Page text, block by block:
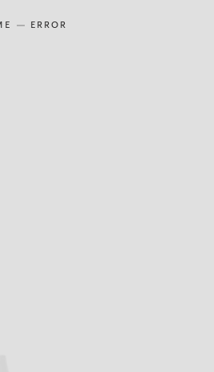
ERROR